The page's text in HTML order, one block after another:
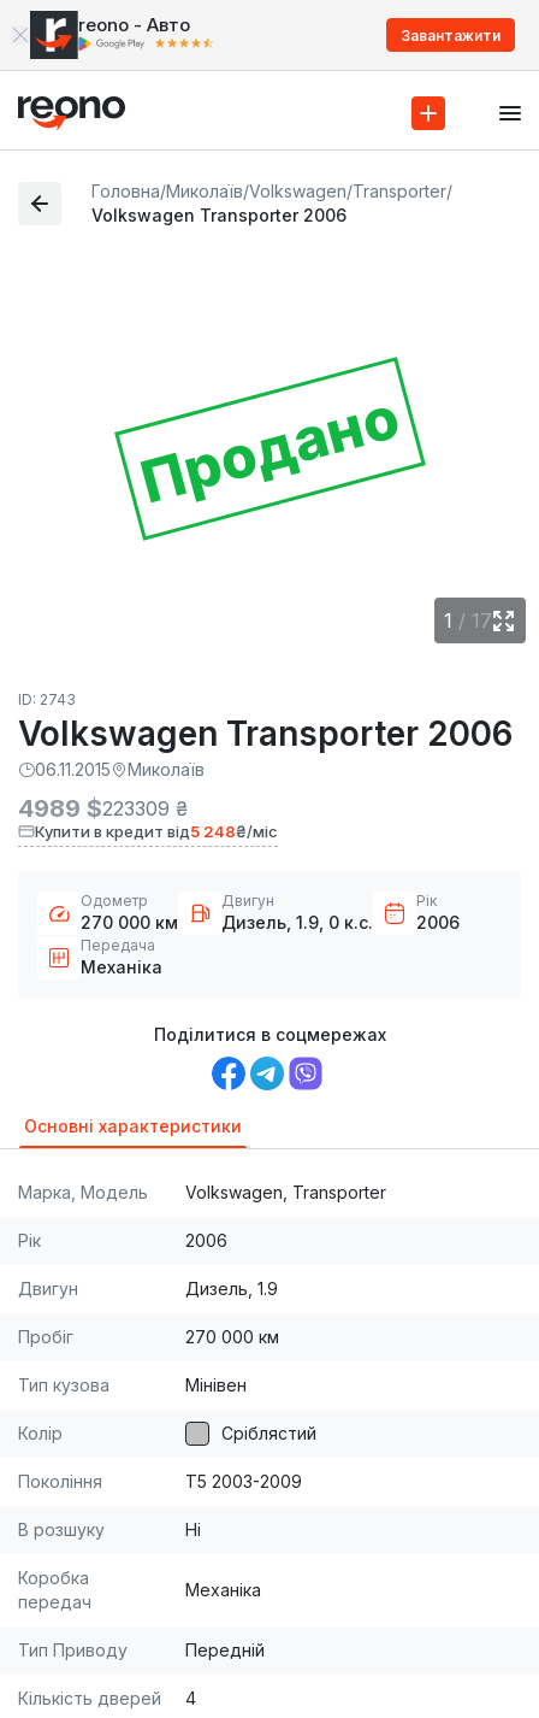
reono - Авто Завантажити
Головна/Миколаїв/Volkswagen/Transporter/
Volkswagen Transporter 2006
Продано
1 / 17
ID: 2743
Volkswagen Transporter 2006
06.11.2015 Миколаїв
4989 $223309 ₴
Купити в кредит від5 248₴/міс
Одометр
270 000 км
Двигун
Дизель, 1.9, 0 к.с.
Рік
2006
Передача
Механіка
Поділитися в соцмережах
Основні характеристики
Марка, Модель Volkswagen, Transporter
Рік 2006
Двигун Дизель, 1.9
Пробіг 270 000 км
Тип кузова Мінівен
Колір Сріблястий
Покоління T5 2003-2009
В розшуку Ні
Коробка
передач
Механіка
Тип Приводу Передній
Кількість дверей 4